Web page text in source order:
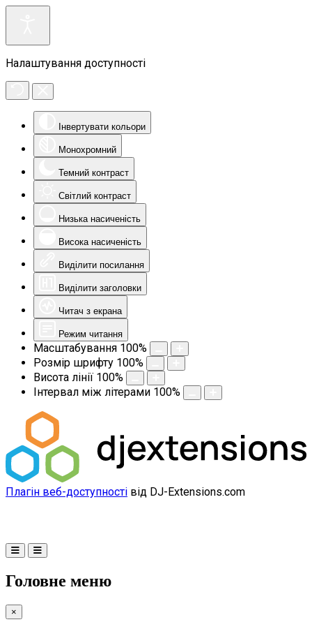
Налаштування доступності
Інвертувати кольори
Монохромний
Темний контраст
Світлий контраст
Низька насиченість
Висока насиченість
Виділити посилання
Виділити заголовки
Читач з екрана
Режим читання
Масштабування 100%
Розмір шрифту 100%
Висота лінії 100%
Інтервал між літерами 100%
Плагін веб-доступності від DJ-Extensions.com
Головне меню
×